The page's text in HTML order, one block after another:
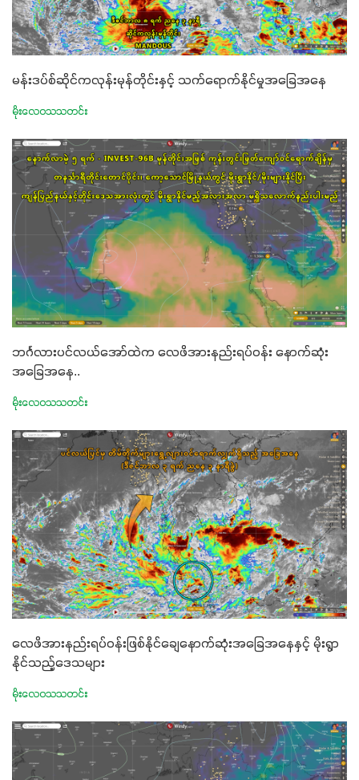
မန်းဒပ်စ်ဆိုင်ကလုန်းမုန်တိုင်းနှင့် သက်ရောက်နိုင်မှုအခြေအနေ
မိုးလေဝသသတင်း
ဘင်္ဂလားပင်လယ်အော်ထဲက လေဖိအားနည်းရပ်ဝန်း နောက်ဆုံး
အခြေအနေ..
မိုးလေဝသသတင်း
လေဖိအားနည်းရပ်ဝန်းဖြစ်နိုင်ချေနောက်ဆုံးအခြေအနေနှင့် မိုးရွာ
နိုင်သည့်ဒေသများ
မိုးလေဝသသတင်း